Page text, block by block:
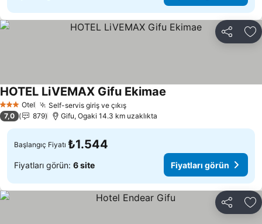
Paylaş
3 YıldızOtel Self-servis giriş ve çıkışFiyatları görün
HOTEL LiVEMAX Gifu Ekimae
7,0 879 Gifu, Ogaki 14.3 km uzaklıkta
Başlangıç Fiyatı ₺1.544
Fiyatları görün: 6 site Fiyatları görün
Paylaş